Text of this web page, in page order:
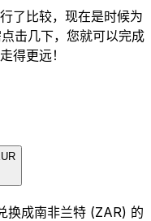
了比较，现在是时候为
击几下，您就可以完成
得更远！
换成南非兰特 (ZAR) 的